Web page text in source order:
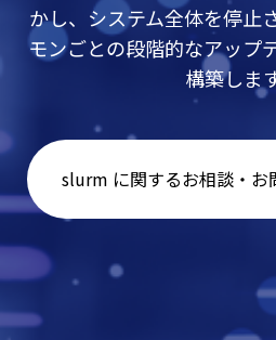
かし、システム全体を停止
モンごとの段階的なアップ
構築します
slurm に関するお相談・お